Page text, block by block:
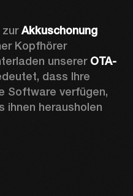
zur Akkuschonung
Kopfhörer
unserer OTA-
dass Ihre
Software verfügen,
ihnen herausholen